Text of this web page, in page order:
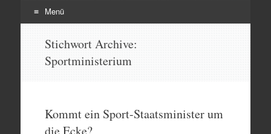
Menü
springen
Stichwort Archive:
Sportministerium
Kommt ein Sport-Staatsminister um
die Ecke?